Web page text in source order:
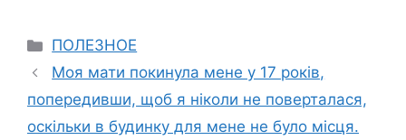
Categories
ПОЛЕЗНОЕ
Моя мати покинула мене у 17 років,
попередивши, щоб я ніколи не поверталася,
оскільки в будинку для мене не було місця.